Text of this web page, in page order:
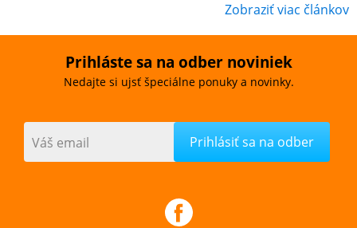
Zobraziť viac článkov
Prihláste sa na odber noviniek
Nedajte si ujsť špeciálne ponuky a novinky.
Váš email